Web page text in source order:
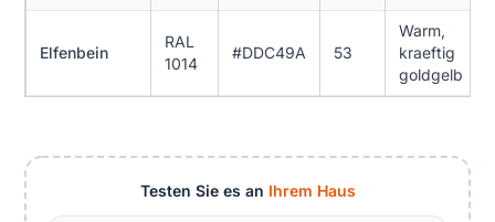
Elfenbein
RAL
1014
#DDC49A 53
Warm,
kraeftig
goldgelb
Testen Sie es an Ihrem Haus